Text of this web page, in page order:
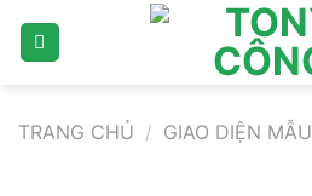
TRANG CHỦ / GIAO DIỆN MẪU